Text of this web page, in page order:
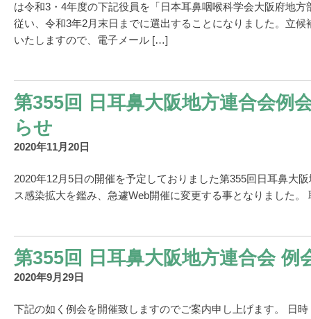
は令和3・4年度の下記役員を「日本耳鼻咽喉科学会大阪府地
従い、令和3年2月末日までに選出することになりました。立
いたしますので、電子メール […]
第355回 日耳鼻大阪地方連合会例
らせ
2020年11月20日
2020年12月5日の開催を予定しておりました第355回日耳鼻大
ス感染拡大を鑑み、急遽Web開催に変更する事となりました
第355回 日耳鼻大阪地方連合会 例
2020年9月29日
下記の如く例会を開催致しますのでご案内申し上げます。 日